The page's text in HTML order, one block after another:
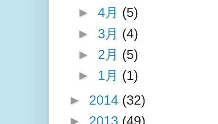
► 4月 (5)
► 3月 (4)
► 2月 (5)
► 1月 (1)
► 2014 (32)
► 2013 (49)